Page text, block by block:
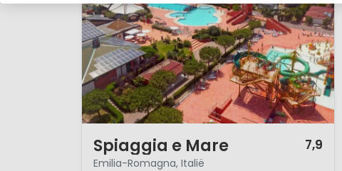
Spiaggia e Mare 7,9
Emilia-Romagna, Italië